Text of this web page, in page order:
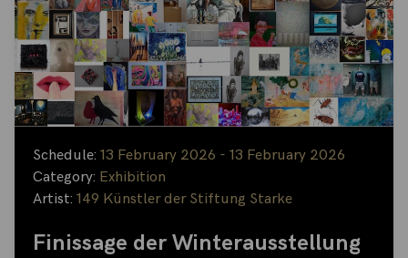
Schedule: 13 February 2026 - 13 February 2026
Category: Exhibition
Artist: 149 Künstler der Stiftung Starke
Finissage der Winterausstellung